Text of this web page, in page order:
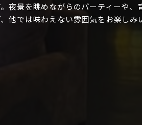
夜景を眺めながらのパーティーや、
他では味わえない雰囲気をお楽しみ